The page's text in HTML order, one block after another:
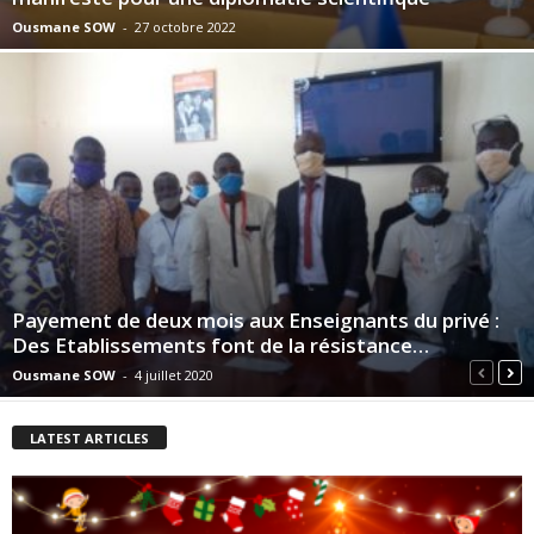
Ousmane SOW - 27 octobre 2022
Payement de deux mois aux Enseignants du privé :
Des Etablissements font de la résistance…
Ousmane SOW - 4 juillet 2020
LATEST ARTICLES